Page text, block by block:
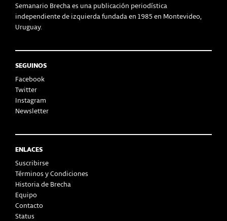
Semanario Brecha es una publicación periodística
independiente de izquierda fundada en 1985 en Montevideo,
Uruguay.
SEGUINOS
Facebook
Twitter
Instagram
Newsletter
ENLACES
Suscribirse
Términos y Condiciones
Historia de Brecha
Equipo
Contacto
Status